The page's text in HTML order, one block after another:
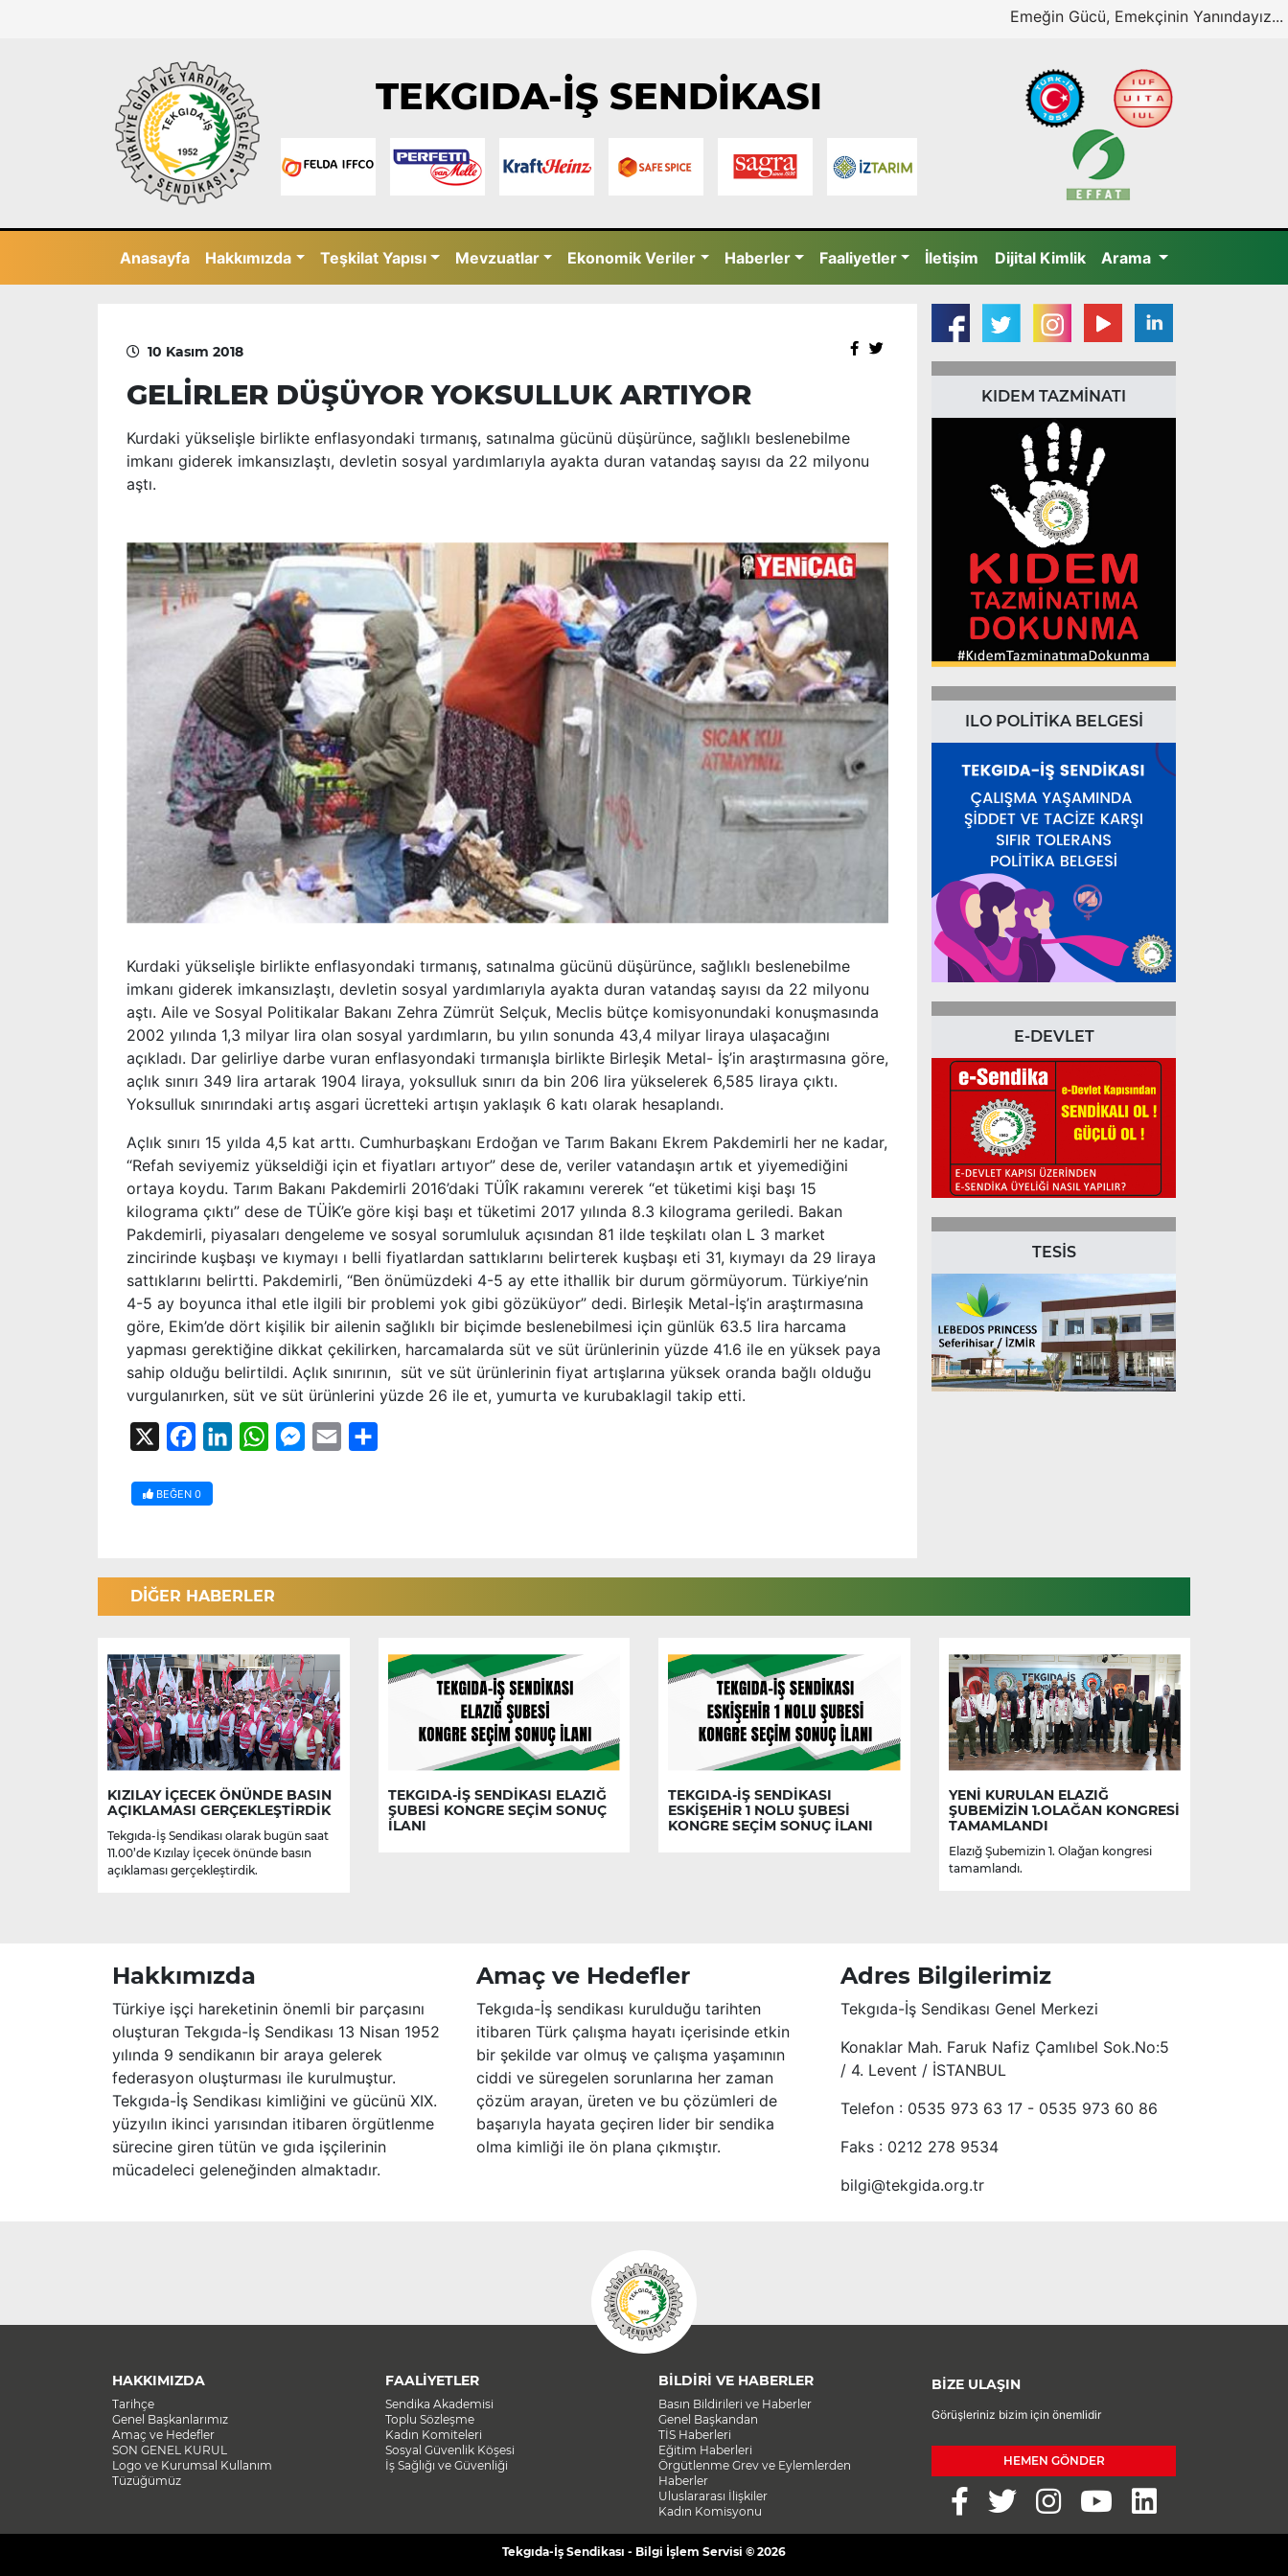
Emeğin Gücü, Emekçinin Yanındayız...
TEKGIDA-İŞ SENDİKASI
Anasayfa Hakkımızda Teşkilat Yapısı Mevzuatlar Ekonomik Veriler Haberler Faaliyetler İletişim Dijital Kimlik Arama
10 Kasım 2018
GELİRLER DÜŞÜYOR YOKSULLUK ARTIYOR
Kurdaki yükselişle birlikte enflasyondaki tırmanış, satınalma gücünü düşürünce, sağlıklı beslenebilme
imkanı giderek imkansızlaştı, devletin sosyal yardımlarıyla ayakta duran vatandaş sayısı da 22 milyonu
aştı.
Kurdaki yükselişle birlikte enflasyondaki tırmanış, satınalma gücünü düşürünce, sağlıklı beslenebilme
imkanı giderek imkansızlaştı, devletin sosyal yardımlarıyla ayakta duran vatandaş sayısı da 22 milyonu
aştı. Aile ve Sosyal Politikalar Bakanı Zehra Zümrüt Selçuk, Meclis bütçe komisyonundaki konuşmasında
2002 yılında 1,3 milyar lira olan sosyal yardımların, bu yılın sonunda 43,4 milyar liraya ulaşacağını
açıkladı. Dar gelirliye darbe vuran enflasyondaki tırmanışla birlikte Birleşik Metal- İş’in araştırmasına göre,
açlık sınırı 349 lira artarak 1904 liraya, yoksulluk sınırı da bin 206 lira yükselerek 6,585 liraya çıktı.
Yoksulluk sınırındaki artış asgari ücretteki artışın yaklaşık 6 katı olarak hesaplandı.
Açlık sınırı 15 yılda 4,5 kat arttı. Cumhurbaşkanı Erdoğan ve Tarım Bakanı Ekrem Pakdemirli her ne kadar,
“Refah seviyemiz yükseldiği için et fiyatları artıyor” dese de, veriler vatandaşın artık et yiyemediğini
ortaya koydu. Tarım Bakanı Pakdemirli 2016’daki TÜÎK rakamını vererek “et tüketimi kişi başı 15
kilograma çıktı” dese de TÜİK’e göre kişi başı et tüketimi 2017 yılında 8.3 kilograma geriledi. Bakan
Pakdemirli, piyasaları dengeleme ve sosyal sorumluluk açısından 81 ilde teşkilatı olan L 3 market
zincirinde kuşbaşı ve kıymayı ı belli fiyatlardan sattıklarını belirterek kuşbaşı eti 31, kıymayı da 29 liraya
sattıklarını belirtti. Pakdemirli, “Ben önümüzdeki 4-5 ay ette ithallik bir durum görmüyorum. Türkiye’nin
4-5 ay boyunca ithal etle ilgili bir problemi yok gibi gözüküyor” dedi. Birleşik Metal-İş’in araştırmasına
göre, Ekim’de dört kişilik bir ailenin sağlıklı bir biçimde beslenebilmesi için günlük 63.5 lira harcama
yapması gerektiğine dikkat çekilirken, harcamalarda süt ve süt ürünlerinin yüzde 41.6 ile en yüksek paya
sahip olduğu belirtildi. Açlık sınırının, süt ve süt ürünlerinin fiyat artışlarına yüksek oranda bağlı olduğu
vurgulanırken, süt ve süt ürünlerini yüzde 26 ile et, yumurta ve kurubaklagil takip etti.
FacebookLinkedInWhatsAppMessenger
Email
BEĞEN 0
KIDEM TAZMİNATI
ILO POLİTİKA BELGESİ
E-DEVLET
TESİS
DİĞER HABERLER
KIZILAY İÇECEK ÖNÜNDE BASIN
AÇIKLAMASI GERÇEKLEŞTİRDİK
Tekgıda-İş Sendikası olarak bugün saat
11.00’de Kızılay İçecek önünde basın
açıklaması gerçekleştirdik.
TEKGIDA-İŞ SENDİKASI ELAZIĞ
ŞUBESİ KONGRE SEÇİM SONUÇ
İLANI
TEKGIDA-İŞ SENDİKASI
ESKİŞEHİR 1 NOLU ŞUBESİ
KONGRE SEÇİM SONUÇ İLANI
YENİ KURULAN ELAZIĞ
ŞUBEMİZİN 1.OLAĞAN KONGRESİ
TAMAMLANDI
Elazığ Şubemizin 1. Olağan kongresi
tamamlandı.
Hakkımızda
Türkiye işçi hareketinin önemli bir parçasını
oluşturan Tekgıda-İş Sendikası 13 Nisan 1952
yılında 9 sendikanın bir araya gelerek
federasyon oluşturması ile kurulmuştur.
Tekgıda-İş Sendikası kimliğini ve gücünü XIX.
yüzyılın ikinci yarısından itibaren örgütlenme
sürecine giren tütün ve gıda işçilerinin
mücadeleci geleneğinden almaktadır.
Amaç ve Hedefler
Tekgıda-İş sendikası kurulduğu tarihten
itibaren Türk çalışma hayatı içerisinde etkin
bir şekilde var olmuş ve çalışma yaşamının
ciddi ve süregelen sorunlarına her zaman
çözüm arayan, üreten ve bu çözümleri de
başarıyla hayata geçiren lider bir sendika
olma kimliği ile ön plana çıkmıştır.
Adres Bilgilerimiz
Tekgıda-İş Sendikası Genel Merkezi
Konaklar Mah. Faruk Nafiz Çamlıbel Sok.No:5
/ 4. Levent / İSTANBUL
Telefon : 0535 973 63 17 - 0535 973 60 86
Faks : 0212 278 9534
bilgi@tekgida.org.tr
HAKKIMIZDA
Tarihçe
Genel Başkanlarımız
Amaç ve Hedefler
SON GENEL KURUL
Logo ve Kurumsal Kullanım
Tüzüğümüz
FAALİYETLER
Sendika Akademisi
Toplu Sözleşme
Kadın Komiteleri
Sosyal Güvenlik Köşesi
İş Sağlığı ve Güvenliği
BİLDİRİ VE HABERLER
Basın Bildirileri ve Haberler
Genel Başkandan
TİS Haberleri
Eğitim Haberleri
Örgütlenme Grev ve Eylemlerden
Haberler
Uluslararası İlişkiler
Kadın Komisyonu
BİZE ULAŞIN
Görüşleriniz bizim için önemlidir
HEMEN GÖNDER
Tekgıda-İş Sendikası - Bilgi İşlem Servisi © 2026